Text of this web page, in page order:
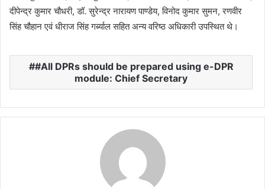
दीपेन्द्र कुमार चौधरी, डॉ. सुरेन्द्र नारायण पाण्डेय, विनोद कुमार सुमन, रणवीर
सिंह चौहान एवं धीराज सिंह गर्ब्याल सहित अन्य वरिष्ठ अधिकारी उपस्थित थे।
#All DPRs should be prepared using e-DPR
module: Chief Secretary